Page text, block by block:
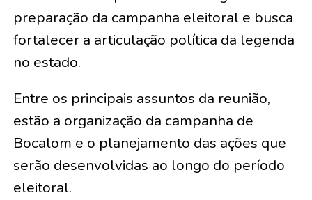
preparação da campanha eleitoral e busca
fortalecer a articulação política da legenda
no estado.
Entre os principais assuntos da reunião,
estão a organização da campanha de
Bocalom e o planejamento das ações que
serão desenvolvidas ao longo do período
eleitoral.